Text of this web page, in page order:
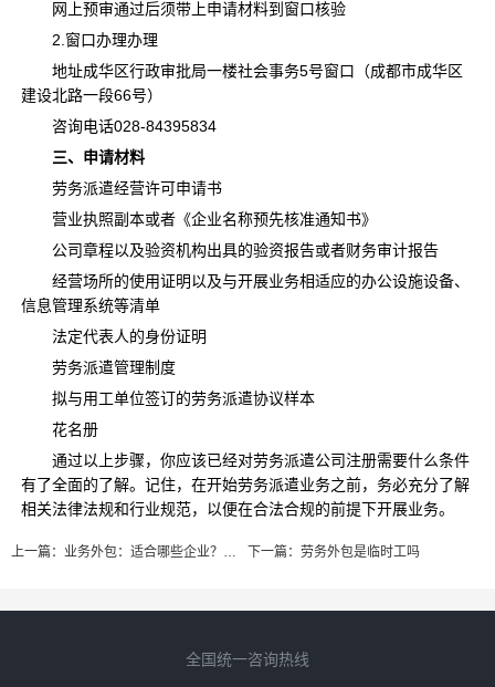
网上预审通过后须带上申请材料到窗口核验
2.窗口办理办理
地址成华区行政审批局一楼社会事务5号窗口（成都市成华区
建设北路一段66号）
咨询电话028-84395834
三、 申请材料
劳务派遣经营许可申请书
营业执照副本或者《企业名称预先核准通知书》
公司章程以及验资机构出具的验资报告或者财务审计报告
经营场所的使用证明以及与开展业务相适应的办公设施设备、
信息管理系统等清单
法定代表人的身份证明
劳务派遣管理制度
拟与用工单位签订的劳务派遣协议样本
花名册
通过以上步骤，你应该已经对劳务派遣公司注册需要什么条件
有了全面的了解。记住，在开始劳务派遣业务之前，务必充分了解
相关法律法规和行业规范，以便在合法合规的前提下开展业务。
上一篇： 业务外包：适合哪些企业？产生什么价值？ 下一篇： 劳务外包是临时工吗
全国统一咨询热线